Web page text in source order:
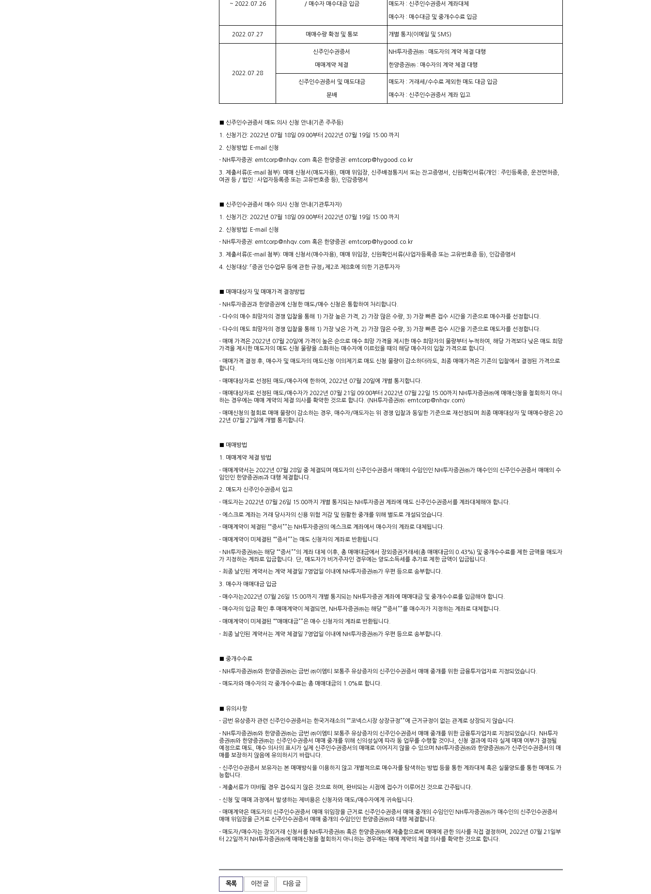
~ 2022.07. 26 / 매수자 매수대금 입금 매도자 : 신주인수권증서 계좌대체
매수자 : 매수대금 및 중개수수료 입금
2022.07. 27 매매수량 확정 및 통보 개별 통지(이메일 및 SMS)
2022.07. 28
신주인수권증서
매매계약 체결
NH투자증권㈜ : 매도자의 계약 체결 대행
한양증권㈜ : 매수자의 계약 체결 대행
신주인수권증서 및 매도대금
분배
매도자 : 거래세/수수료 제외한 매도 대금 입금
매수자 : 신주인수권증서 계좌 입고
■ 신주인수권증서 매도 의사 신청 안내(기존 주주등)
1. 신청기간: 2022년 07월 18일 09:00부터 2022년 07월 19일 15:00 까지
2. 신청방법: E-mail 신청
- NH투자증권: emtcorp@nhqv.com 혹은 한양증권: emtcorp@hygood.co.kr
3. 제출서류(E-mail 첨부): 매매 신청서(매도자용), 매매 위임장, 신주배정통지서 또는 잔고증명서, 신원확인서류(개인 : 주민등록증, 운전면허증,
여권 등 / 법인 : 사업자등록증 또는 고유번호증 등), 인감증명서
■ 신주인수권증서 매수 의사 신청 안내(기관투자자)
1. 신청기간: 2022년 07월 18일 09:00부터 2022년 07월 19일 15:00 까지
2. 신청방법: E-mail 신청
- NH투자증권: emtcorp@nhqv.com 혹은 한양증권: emtcorp@hygood.co.kr
3. 제출서류(E-mail 첨부): 매매 신청서(매수자용), 매매 위임장, 신원확인서류(사업자등록증 또는 고유번호증 등), 인감증명서
4. 신청대상: 「증권 인수업무 등에 관한 규정」 제2조 제8호에 의한 기관투자자
■ 매매대상자 및 매매가격 결정방법
- NH투자증권과 한양증권에 신청한 매도/매수 신청은 통합하여 처리합니다.
- 다수의 매수 희망자의 경쟁 입찰을 통해 1) 가장 높은 가격, 2) 가장 많은 수량, 3) 가장 빠른 접수 시간을 기준으로 매수자를 선정합니다.
- 다수의 매도 희망자의 경쟁 입찰을 통해 1) 가장 낮은 가격, 2) 가장 많은 수량, 3) 가장 빠른 접수 시간을 기준으로 매도자를 선정합니다.
- 매매 가격은 2022년 07월 20일에 가격이 높은 순으로 매수 희망 가격을 제시한 매수 희망자의 물량부터 누적하여, 해당 가격보다 낮은 매도 희망
가격을 제시한 매도자의 매도 신청 물량을 소화하는 매수자에 이르렀을 때의 해당 매수자의 입찰 가격으로 합니다.
- 매매가격 결정 후, 매수자 및 매도자의 매도신청 이의제기로 매도 신청 물량이 감소하더라도, 최종 매매가격은 기존의 입찰에서 결정된 가격으로
합니다.
- 매매대상자로 선정된 매도/매수자에 한하여, 2022년 07월 20일에 개별 통지합니다.
- 매매대상자로 선정된 매도/매수자가 2022년 07월 21일 09:00부터 2022년 07월 22일 15:00까지 NH투자증권㈜에 매매신청을 철회하지 아니
하는 경우에는 매매 계약의 체결 의사를 확약한 것으로 합니다. (NH투자증권㈜: emtcorp@nhqv.com)
- 매매신청의 철회로 매매 물량이 감소하는 경우, 매수자/매도자는 위 경쟁 입찰과 동일한 기준으로 재선정되며 최종 매매대상자 및 매매수량은 20
22년 07월 27일에 개별 통지합니다.
■ 매매방법
1. 매매계약 체결 방법
- 매매계약서는 2022년 07월 28일 중 체결되며 매도자의 신주인수권증서 매매의 수임인인 NH투자증권㈜가 매수인의 신주인수권증서 매매의 수
임인인 한양증권㈜과 대행 체결합니다.
2. 매도자 신주인수권증서 입고
- 매도자는 2022년 07월 26일 15:00까지 개별 통지되는 NH투자증권 계좌에 매도 신주인수권증서를 계좌대체해야 합니다.
- 에스크로 계좌는 거래 당사자의 신용 위험 저감 및 원활한 중개를 위해 별도로 개설되었습니다.
- 매매계약이 체결된 ““증서””는 NH투자증권의 에스크로 계좌에서 매수자의 계좌로 대체됩니다.
- 매매계약이 미체결된 ““증서””는 매도 신청자의 계좌로 반환됩니다.
- NH투자증권㈜는 해당 ““증서””의 계좌 대체 이후, 총 매매대금에서 장외증권거래세(총 매매대금의 0.43%) 및 중개수수료를 제한 금액을 매도자
가 지정하는 계좌로 입금합니다. 단, 매도자가 비거주자인 경우에는 양도소득세를 추가로 제한 금액이 입금됩니다.
- 최종 날인된 계약서는 계약 체결일 7영업일 이내에 NH투자증권㈜가 우편 등으로 송부합니다.
3. 매수자 매매대금 입금
- 매수자는2022년 07월 26일 15:00까지 개별 통지되는 NH투자증권 계좌에 매매대금 및 중개수수료를 입금해야 합니다.
- 매수자의 입금 확인 후 매매계약이 체결되면, NH투자증권㈜는 해당 ““증서””를 매수자가 지정하는 계좌로 대체합니다.
- 매매계약이 미체결된 ““매매대금””은 매수 신청자의 계좌로 반환됩니다.
- 최종 날인된 계약서는 계약 체결일 7영업일 이내에 NH투자증권㈜가 우편 등으로 송부합니다.
■ 중개수수료
- NH투자증권㈜와 한양증권㈜는 금번 ㈜이엠티 보통주 유상증자의 신주인수권증서 매매 중개를 위한 금융투자업자로 지정되었습니다.
- 매도자와 매수자의 각 중개수수료는 총 매매대금의 1.0%로 합니다.
■ 유의사항
- 금번 유상증자 관련 신주인수권증서는 한국거래소의 ““코넥스시장 상장규정””에 근거규정이 없는 관계로 상장되지 않습니다.
- NH투자증권㈜와 한양증권㈜는 금번 ㈜이엠티 보통주 유상증자의 신주인수권증서 매매 중개를 위한 금융투자업자로 지정되었습니다. NH투자
증권㈜와 한양증권㈜는 신주인수권증서 매매 중개를 위해 신의성실에 따라 동 업무를 수행할 것이나, 신청 결과에 따라 실제 매매 여부가 결정될
예정으로 매도, 매수 의사의 표시가 실제 신주인수권증서의 매매로 이어지지 않을 수 있으며 NH투자증권㈜와 한양증권㈜가 신주인수권증서의 매
매를 보장하지 않음에 유의하시기 바랍니다.
- 신주인수권증서 보유자는 본 매매방식을 이용하지 않고 개별적으로 매수자를 탐색하는 방법 등을 통한 계좌대체 혹은 실물양도를 통한 매매도 가
능합니다.
- 제출서류가 미비될 경우 접수되지 않은 것으로 하며, 완비되는 시점에 접수가 이루어진 것으로 간주됩니다.
- 신청 및 매매 과정에서 발생하는 제비용은 신청자와 매도/매수자에게 귀속됩니다.
- 매매계약은 매도자의 신주인수권증서 매매 위임장을 근거로 신주인수권증서 매매 중개의 수임인인 NH투자증권㈜가 매수인의 신주인수권증서
매매 위임장을 근거로 신주인수권증서 매매 중개의 수임인인 한양증권㈜와 대행 체결합니다.
- 매도자/매수자는 장외거래 신청서를 NH투자증권㈜ 혹은 한양증권㈜에 제출함으로써 매매에 관한 의사를 직접 결정하며, 2022년 07월 21일부
터 22일까지 NH투자증권㈜에 매매신청을 철회하지 아니하는 경우에는 매매 계약의 체결 의사를 확약한 것으로 합니다.
목록 이전 글 다음 글